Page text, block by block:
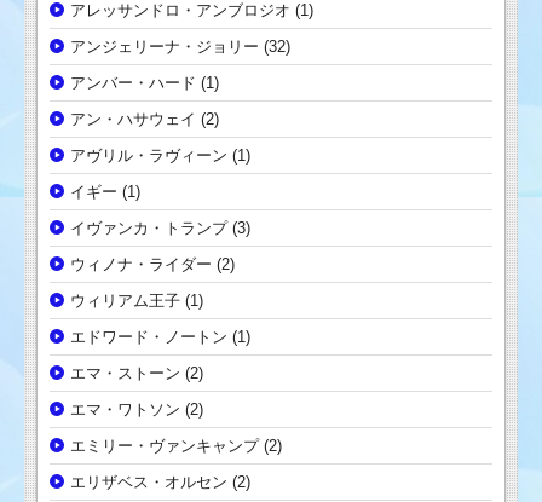
アレッサンドロ・アンブロジオ (1)
アンジェリーナ・ジョリー (32)
アンバー・ハード (1)
アン・ハサウェイ (2)
アヴリル・ラヴィーン (1)
イギー (1)
イヴァンカ・トランプ(3)
ウィノナ・ライダー (2)
ウィリアム王子 (1)
エドワード・ノートン (1)
エマ・ストーン (2)
エマ・ワトソン (2)
エミリー・ヴァンキャンプ(2)
エリザベス・オルセン (2)